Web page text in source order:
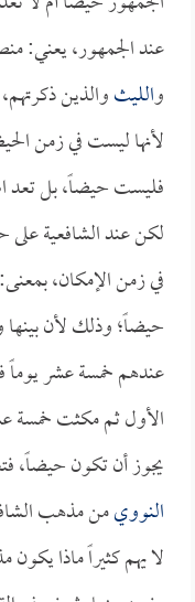
عند الجمهور، يعني:
والليثوالذين
لأنها ليست في زمن
فليست حيضاً، بل تعد
لكن عند الشافعية
في زمن الإمكان،
حيضاً؛ وذلك لأن
عندهم خمسة عشر
الأول ثم مكثت خمسة
يجوز أن تكون حيضاً،
النوويمن مذهب
لا يهم كثيراً ماذا